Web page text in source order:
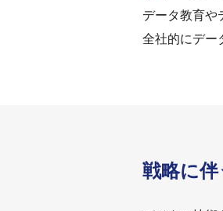
データ教育や
全社的にデー
戦略に伴